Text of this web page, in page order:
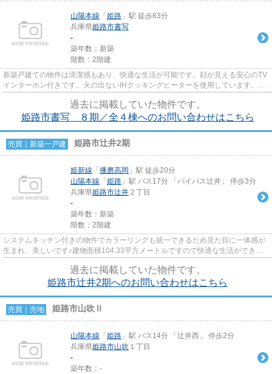
山陽本線 「 姫路 」駅 徒歩83分
兵庫県姫路市書写
-
築年数：新築
階数：2階建
新築戸建ての物件は清潔感もあり、快適な生活が可能です。顔が見える安心のTV
インターホン付きです。火の出ないIHクッキングヒーターを使用しています。2
過去に掲載していた物件です。
姫路市書写 ８期／全４棟へのお問い合わせはこちら
売買｜新築一戸建 姫路市辻井2期
姫新線 「 播磨高岡 」駅 徒歩20分
山陽本線 「 姫路 」駅 バス17分 「バイパス辻井」 停歩3分
兵庫県姫路市辻井 ２丁目
-
築年数：新築
階数：2階建
システムキッチン付きの物件でカラーリングも統一できるため見た目に一体感が
生まれ、美しいです♪建物面積104.33平方メートルですので快適な生活ができま
過去に掲載していた物件です。
姫路市辻井2期へのお問い合わせはこちら
売買｜売地 姫路市山吹Ⅱ
山陽本線 「 姫路 」駅 バス14分 「辻井西」 停歩2分
兵庫県姫路市山吹 １丁目
-
築年数：-